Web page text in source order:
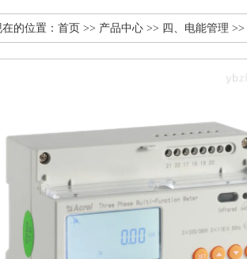
的位置： 首页 >> 产品中心 >> 四、电能管理 >>